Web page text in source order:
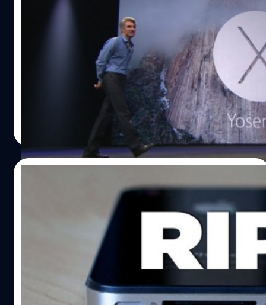
ใกล้ความจริงเข้าไปอีกนิด Apple ปล่อย OS X
“Yosemite” Public Beta 2 และ iTunes 12
beta ออกมาแล้ว
อีกไม่นานเกินรอแล้ว เมื่อ Apple ปล่อย OS X "Yosemite"
Public Beta 2 บน desktop และ iTunes 12 ตัว beta ออกมา
| 4369 days ago
เก็บให้แม่ใช้! หมดยุค iPhone 4 อย่างเป็น
ทางการหลังการมาของ iOS 8
หลังจากแอปเปิ้ลได้เปิดตัวฟีเจอร์ใหม่ในงาน WWDC
Keynote เมื่อคืนวันจันทร์ที่ผ่านมา อาทิ OS X Yosemite และ
iOS8 ซึ่งคล้ายเป็นใบเบิกทางอนาคตของคอมพิวเตอร์อย่าง
แท้จริง แต่ขณะเดียวกัน สำหรับผู้ใช้งานไอโฟนรุ่นเก่านับ
ตั้งแต่ iPhone 4 ลงไปคงยิ้มไม่ออก